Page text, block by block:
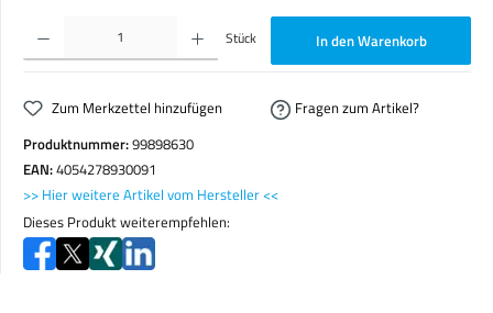
Produkt Anzahl: Gib den gewünschten Wert ein oder benutze die Schaltflächen um die Anzahl zu
Stück In den Warenkorb
Zum Merkzettel hinzufügen
Fragen zum Artikel?
Produktnummer:99898630
EAN:4054278930091
>> Hier weitere Artikel vom Hersteller <<
Dieses Produkt weiterempfehlen: